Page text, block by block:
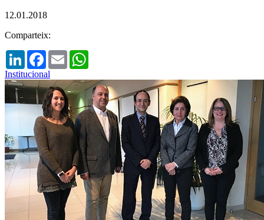
12.01.2018
Comparteix:
LinkedInFacebook
Email
Institucional